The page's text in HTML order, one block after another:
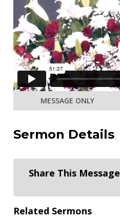
MESSAGE ONLY
Sermon Details
Share This Message
Related Sermons